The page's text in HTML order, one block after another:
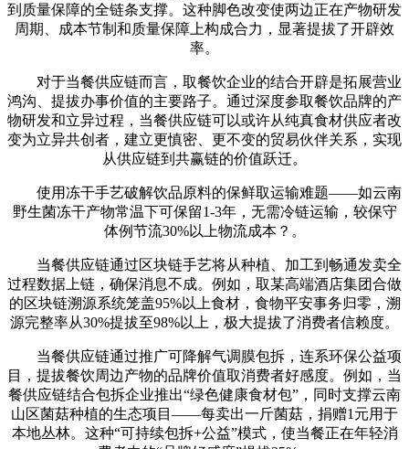
到质量保障的全链条支撑。这种脚色改变使两边正在产物研发
周期、成本节制和质量保障上构成合力，显著提拔了开辟效
率。
对于当餐供应链而言，取餐饮企业的结合开辟是拓展营业
鸿沟、提拔办事价值的主要路子。通过深度参取餐饮品牌的产
物研发和立异过程，当餐供应链可以或许从纯真食材供应者改
变为立异共创者，建立更慎密、更不变的贸易伙伴关系，实现
从供应链到共赢链的价值跃迁。
使用冻干手艺破解饮品原料的保鲜取运输难题——如云南
野生菌冻干产物常温下可保留1-3年，无需冷链运输，较保守
体例节流30%以上物流成本？。
当餐供应链通过区块链手艺将从种植、加工到畅通发卖全
过程数据上链，确保消息不成。例如，取某高端酒店集团合做
的区块链溯源系统笼盖95%以上食材，食物平安事务归零，溯
源完整率从30%提拔至98%以上，极大提拔了消费者信赖度。
当餐供应链通过推广可降解气调膜包拆，连系环保公益项
目，提拔餐饮周边产物的品牌价值取消费者好感度。例如，当
餐供应链结合包拆企业推出“绿色健康食材包”，同时支撑云南
山区菌菇种植的生态项目——每卖出一斤菌菇，捐赠1元用于
本地丛林。这种“可持续包拆+公益”模式，使当餐正在年轻消